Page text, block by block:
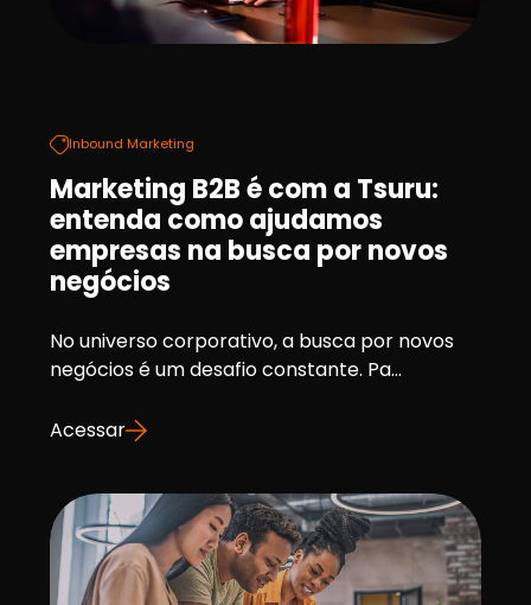
Inbound Marketing
Marketing B2B é com a Tsuru:
entenda como ajudamos
empresas na busca por novos
negócios
No universo corporativo, a busca por novos
negócios é um desafio constante. Pa...
Acessar